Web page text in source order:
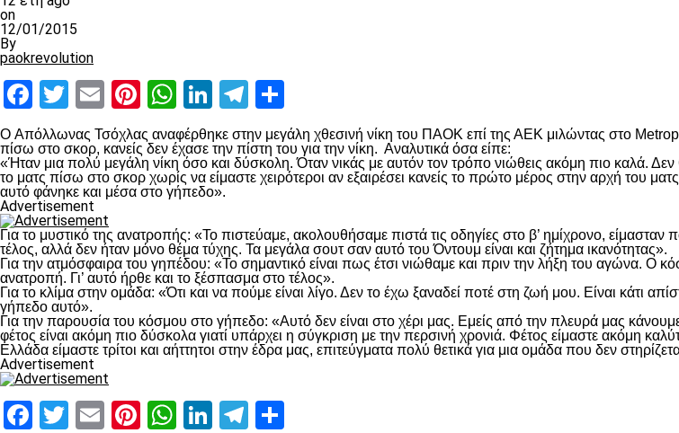
on
12/01/2015
By
paokrevolution
Facebook
Twitter
EmailPinterest
WhatsApp
LinkedIn
Telegram
O Απόλλωνας Τσόχλας αναφέρθηκε στην μεγάλη χθεσινή νίκη του ΠΑΟΚ επί της ΑΕΚ μιλώντας στο
πίσω στο σκορ, κανείς δεν έχασε την πίστη του για την νίκη. Αναλυτικά όσα είπε:
«Ήταν μια πολύ μεγάλη νίκη όσο και δύσκολη. Όταν νικάς με αυτόν τον τρόπο νιώθεις ακόμη πιο καλά. Δεν
το ματς πίσω στο σκορ χωρίς να είμαστε χειρότεροι αν εξαιρέσει κανείς το πρώτο μέρος στην αρχή του
αυτό φάνηκε και μέσα στο γήπεδο».
Advertisement
Για το μυστικό της ανατροπής: «Το πιστεύαμε, ακολουθήσαμε πιστά τις οδηγίες στο β’ ημίχρονο,
τέλος, αλλά δεν ήταν μόνο θέμα τύχης. Τα μεγάλα σουτ σαν αυτό του Όντουμ είναι και ζήτημα ικανότητας».
Για την ατμόσφαιρα του γηπέδου: «Το σημαντικό είναι πως έτσι νιώθαμε και πριν την λήξη του αγώνα. Ο
ανατροπή. Γι’ αυτό ήρθε και το ξέσπασμα στο τέλος».
Για το κλίμα στην ομάδα: «Ότι και να πούμε είναι λίγο. Δεν το έχω ξαναδεί ποτέ στη ζωή μου. Είναι κάτι
γήπεδο αυτό».
Για την παρουσία του κόσμου στο γήπεδο: «Αυτό δεν είναι στο χέρι μας. Εμείς από την πλευρά μας
φέτος είναι ακόμη πιο δύσκολα γιατί υπάρχει η σύγκριση με την περσινή χρονιά. Φέτος είμαστε ακόμη
Ελλάδα είμαστε τρίτοι και αήττητοι στην έδρα μας, επιτεύγματα πολύ θετικά για μια ομάδα που δεν
Advertisement
Facebook
Twitter
EmailPinterest
WhatsApp
LinkedIn
Telegram